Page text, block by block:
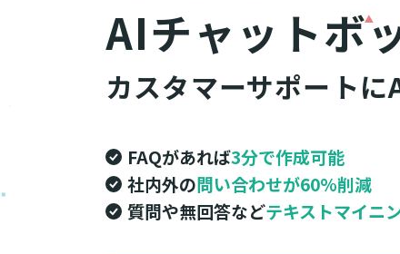
AIチャットボ
カスタマーサポートに
FAQがあれば3分で作成可能
社内外の問い合わせが60%削減
質問や無回答などテキストマイニ